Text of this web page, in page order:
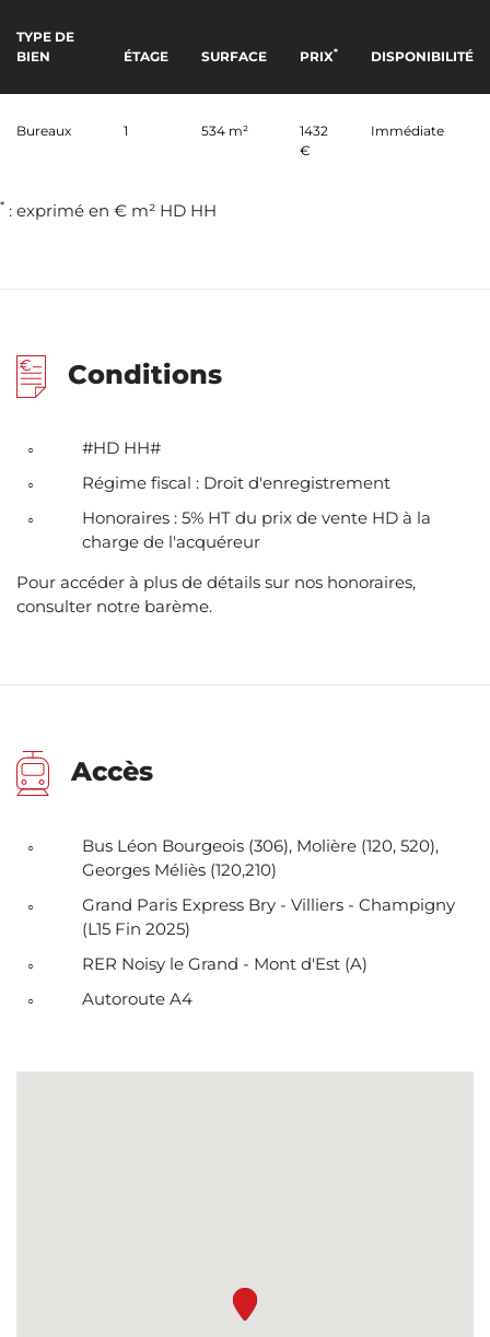
TYPE DE
BIEN
ÉTAGE SURFACE PRIX* DISPONIBILITÉ
Bureaux 1 534 m²
1432
€
Immédiate
* : exprimé en € m² HD HH
Conditions
#HD HH#
Régime fiscal : Droit d'enregistrement
Honoraires : 5% HT du prix de vente HD à la
charge de l'acquéreur
Pour accéder à plus de détails sur nos honoraires,
consulter notre barème.
Accès
Bus Léon Bourgeois (306), Molière (120, 520),
Georges Méliès (120,210)
Grand Paris Express Bry - Villiers - Champigny
(L15 Fin 2025)
RER Noisy le Grand - Mont d'Est (A)
Autoroute A4